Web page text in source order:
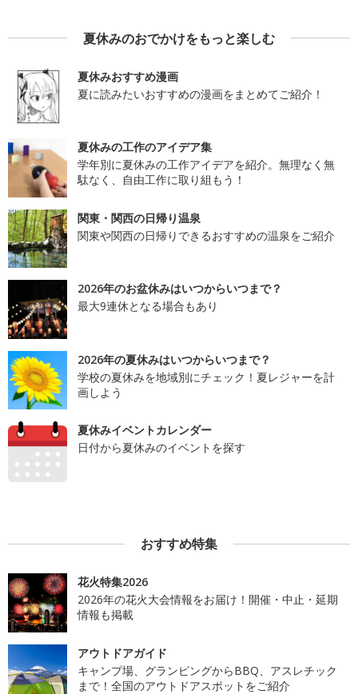
夏休みのおでかけをもっと楽しむ
夏休みおすすめ漫画
夏に読みたいおすすめの漫画をまとめてご紹介！
夏休みの工作のアイデア集
学年別に夏休みの工作アイデアを紹介。無理なく無
駄なく、自由工作に取り組もう！
関東・関西の日帰り温泉
関東や関西の日帰りできるおすすめの温泉をご紹介
2026年のお盆休みはいつからいつまで？
最大9連休となる場合もあり
2026年の夏休みはいつからいつまで？
学校の夏休みを地域別にチェック！夏レジャーを計
画しよう
夏休みイベントカレンダー
日付から夏休みのイベントを探す
おすすめ特集
花火特集2026
2026年の花火大会情報をお届け！開催・中止・延期
情報も掲載
アウトドアガイド
キャンプ場、グランピングからBBQ、アスレチック
まで！全国のアウトドアスポットをご紹介